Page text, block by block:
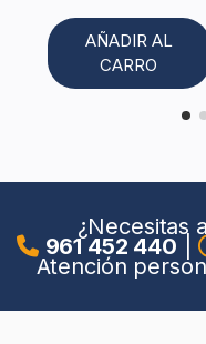
AÑADIR AL
CARRO
¿Necesitas
961 452 440
Atención